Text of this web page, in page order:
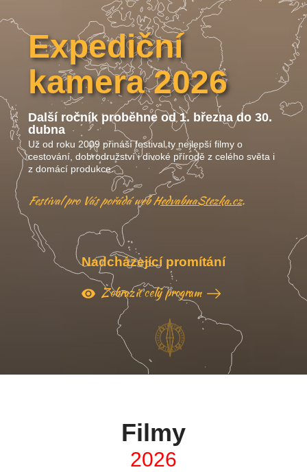
Expediční
kamera 2026
Další ročník proběhne od 1. března do 30.
dubna
Už od roku 2009 přináší festival ty nejlepší filmy o
cestování, dobrodružství i divoké přírodě z celého světa i
z domácí produkce.
Festival pro Vás pořádá webHedvabnaStezka.cz.
Nadcházející promítání
Zobrazit celý program
Filmy
2026